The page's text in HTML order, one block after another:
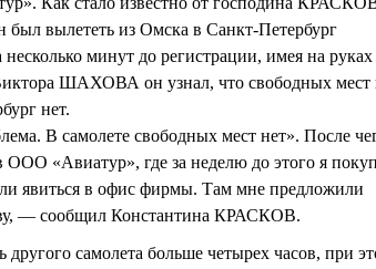
вылететь из Омска в Санкт-Петербург
минут до регистрации, имея на руках
ШАХОВА он узнал, что свободных мест
нет.
В самолете свободных мест нет». После
ООО «Авиатур», где за неделю до этого я
явиться в офис фирмы. Там мне предложили
— сообщил Константина КРАСКОВ.
самолета больше четырех часов, при